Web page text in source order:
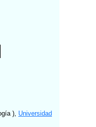
), Universidad